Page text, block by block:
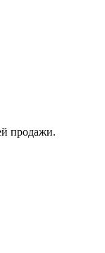
продажи.